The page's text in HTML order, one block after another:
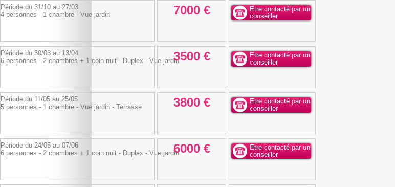
Période du 31/10 au 27/03
4 personnes - 1 chambre - Vue jardin
7000 €
Etre contacté par un
conseiller
Période du 30/03 au 13/04
6 personnes - 2 chambres + 1 coin nuit - Duplex - Vue jardin3500 €
Etre contacté par un
conseiller
Période du 11/05 au 25/05
5 personnes - 1 chambre - Vue jardin - Terrasse
3800 €
Etre contacté par un
conseiller
Période du 24/05 au 07/06
6 personnes - 2 chambres + 1 coin nuit - Duplex - Vue jardin6000 €
Etre contacté par un
conseiller